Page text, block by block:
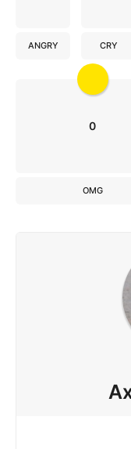
ANGRY CRY
0
OMG